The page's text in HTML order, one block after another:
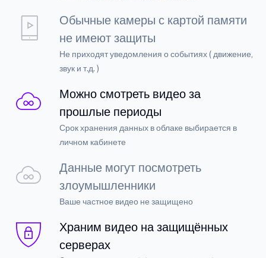
Обычные камеры с картой памяти
не имеют защиты
Не приходят уведомления о событиях ( движение,
звук и т.д. )
Можно смотреть видео за
прошлые периоды
Срок хранения данных в облаке выбирается в
личном кабинете
Данные могут посмотреть
злоумышленники
Ваше частное видео не защищено
Храним видео на защищённых
серверах